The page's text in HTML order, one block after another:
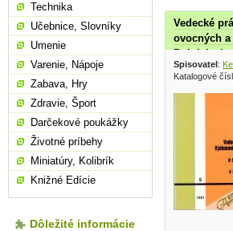
Vedecké
ovocných
Bojniciach
Spisovatel:
Katalogové
Technika
Učebnice, Slovníky
Umenie
Varenie, Nápoje
Zabava, Hry
Zdravie, Šport
Darčekové poukážky
Životné príbehy
Miniatúry, Kolibrík
Knižné Edície
Dôležité informácie